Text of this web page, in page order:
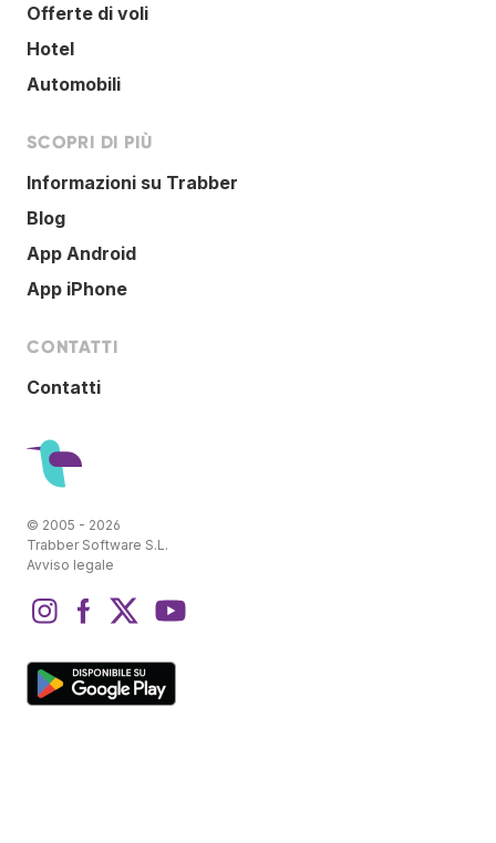
Offerte di voli
Hotel
Automobili
SCOPRI DI PIÙ
Informazioni su Trabber
Blog
App Android
App iPhone
CONTATTI
Contatti
© 2005 - 2026
Trabber Software S.L.
Avviso legale